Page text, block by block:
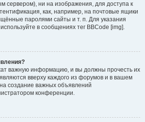
сервером), ни на изображения, для доступа к
как, например, на почтовые ящики
паролями сайты и т. п. Для указания
в сообщениях тег BBCode [img].
важную информацию, и вы должны прочесть их
вверху каждого из форумов и в вашем
создание важных объявлений
конференции.